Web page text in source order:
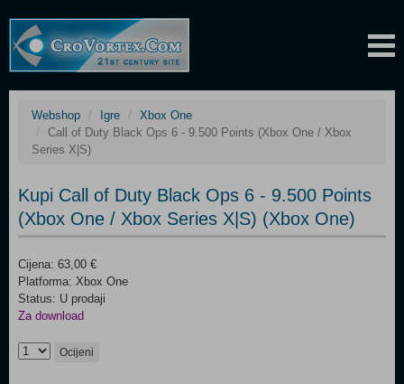
Webshop Igre
Xbox One
Call of Duty Black Ops 6 - 9.500 Points (Xbox One / Xbox
Series X|S)
Kupi Call of Duty Black Ops 6 - 9.500 Points
(Xbox One / Xbox Series X|S) (Xbox One)
Cijena: 63,00 €
Platforma: Xbox One
Status: U prodaji
Za download
Ocijeni